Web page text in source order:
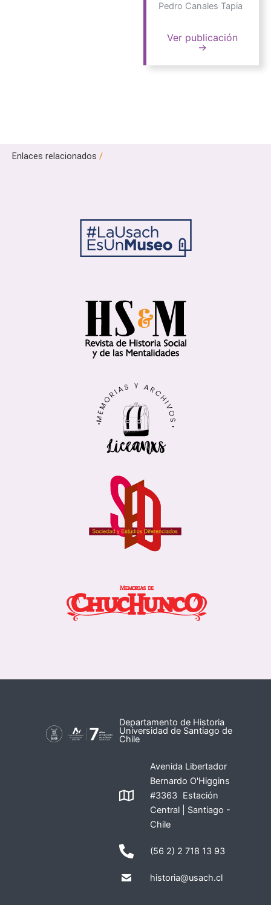
Pedro Canales Tapia
Ver publicación
→
Enlaces relacionados /
Departamento de Historia
Universidad de Santiago de
Chile
Avenida Libertador
Bernardo O'Higgins
#3363 Estación
Central | Santiago -
Chile
(56 2) 2 718 13 93
historia@usach.cl